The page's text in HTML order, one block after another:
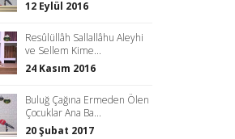
12 Eylül 2016
Resûlüllâh Sallallâhu Aleyhi
ve Sellem Kime...
24 Kasım 2016
Buluğ Çağına Ermeden Ölen
Çocuklar Ana Ba...
20 Şubat 2017